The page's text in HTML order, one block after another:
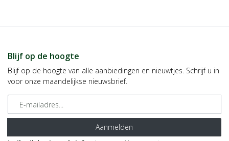
Aanbevolen dosering niet overschrijden.
Een gevarieerde, evenwichtige voeding en een gezonde levensstijl
zijn belangrijk. Een voedingssupplement is geen vervanging van
een gevarieerde voeding.
Buiten bereik van jonge kinderen houden.
Droog, afgesloten en bij kamertemperatuur bewaren, tenzij
Blijf op de hoogte
Blijf op de hoogte van alle aanbiedingen en nieuwtjes. Schrijf u in
voor onze maandelijkse nieuwsbrief.
E-mailadres
Aanmelden